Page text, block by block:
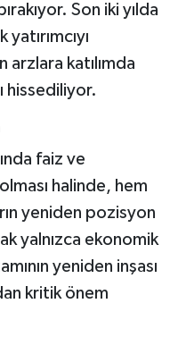
Son iki yılda
arzlara katılımda
hissediliyor.
faiz ve
halinde, hem
yeniden pozisyon
yalnızca ekonomik
yeniden inşası
kritik önem